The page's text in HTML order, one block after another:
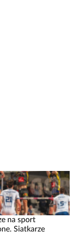
na sport
Siatkarze